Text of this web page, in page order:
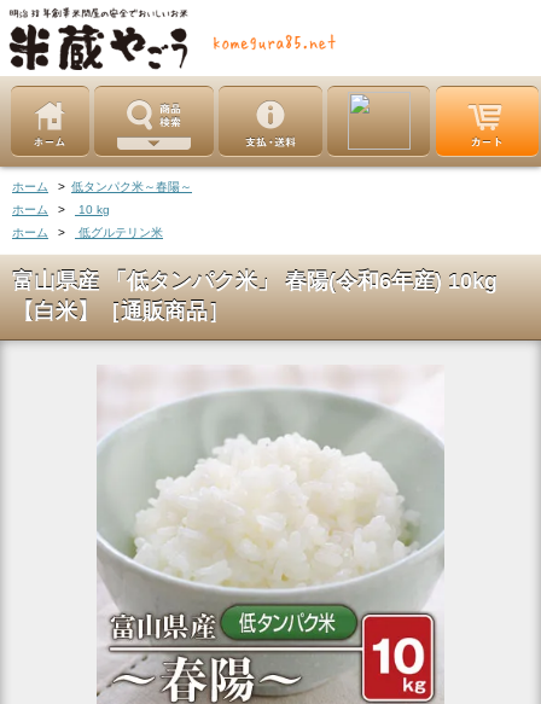
ホーム > 低タンパク米～春陽～
ホーム
>
10 kg
ホーム
> 低グルテリン米
富山県産 「低タンパク米」 春陽(令和6年産) 10kg
【白米】［通販商品］